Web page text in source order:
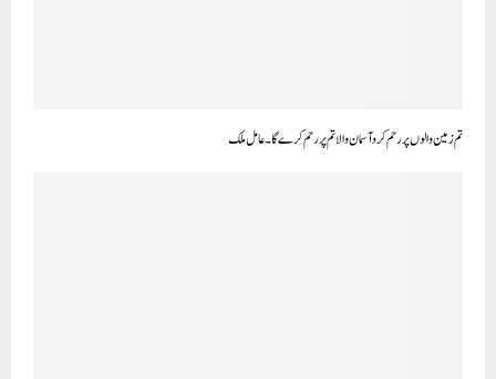
تم زمین والوں پر رحم کرو آسمان والا تم پر رحم کر ے گا ۔عامل ملک